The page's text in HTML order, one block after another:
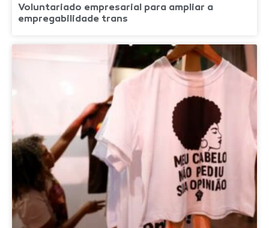
Voluntariado empresarial para ampliar a
empregabilidade trans